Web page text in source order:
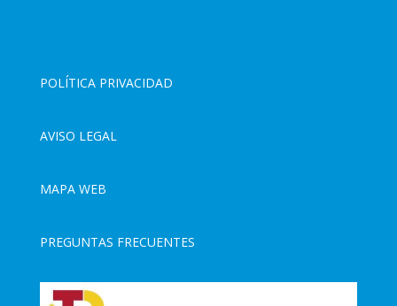
POLÍTICA PRIVACIDAD
AVISO LEGAL
MAPA WEB
PREGUNTAS FRECUENTES